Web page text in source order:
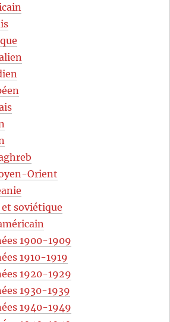
Orient
et soviétique
1900-1909
1910-1919
1920-1929
1930-1939
1940-1949